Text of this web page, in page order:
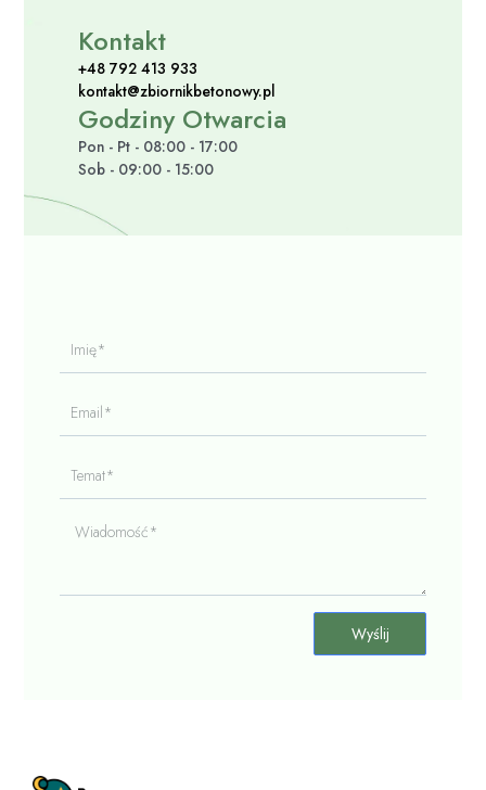
Kontakt
+48 792 413 933
kontakt@zbiornikbetonowy.pl
Godziny Otwarcia
Pon - Pt - 08:00 - 17:00
Sob - 09:00 - 15:00
Email*
Wiadomość*
Wyślij